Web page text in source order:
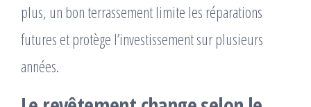
plus, un bon terrassement limite les réparations
futures et protège l’investissement sur plusieurs
années.